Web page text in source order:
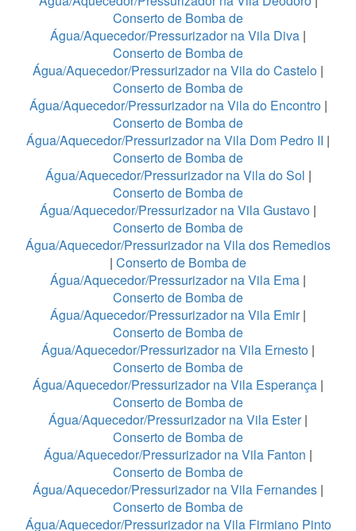
Conserto de Bomba de
Água/Aquecedor/Pressurizador na Vila Diva |
Conserto de Bomba de
Água/Aquecedor/Pressurizador na Vila do Castelo |
Conserto de Bomba de
Água/Aquecedor/Pressurizador na Vila do Encontro|
Conserto de Bomba de
Água/Aquecedor/Pressurizador na Vila Dom Pedro II |
Conserto de Bomba de
Água/Aquecedor/Pressurizador na Vila do Sol |
Conserto de Bomba de
Água/Aquecedor/Pressurizador na Vila Gustavo |
Conserto de Bomba de
Água/Aquecedor/Pressurizador na Vila dos Remedios
| Conserto de Bomba de
Água/Aquecedor/Pressurizador na Vila Ema |
Conserto de Bomba de
Água/Aquecedor/Pressurizador na Vila Emir|
Conserto de Bomba de
Água/Aquecedor/Pressurizador na Vila Ernesto |
Conserto de Bomba de
Água/Aquecedor/Pressurizador na Vila Esperança |
Conserto de Bomba de
Água/Aquecedor/Pressurizador na Vila Ester|
Conserto de Bomba de
Água/Aquecedor/Pressurizador na Vila Fanton |
Conserto de Bomba de
Água/Aquecedor/Pressurizador na Vila Fernandes |
Conserto de Bomba de
Água/Aquecedor/Pressurizador na Vila Firmiano Pinto